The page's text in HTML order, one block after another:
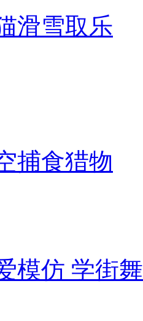
滑雪取乐
捕食猎物
模仿 学街